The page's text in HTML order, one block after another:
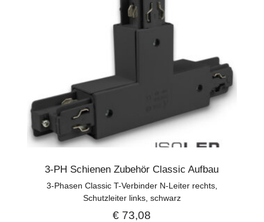
3-PH Schienen Zubehör Classic Aufbau
3-Phasen Classic T-Verbinder N-Leiter rechts,
Schutzleiter links, schwarz
€ 73,08